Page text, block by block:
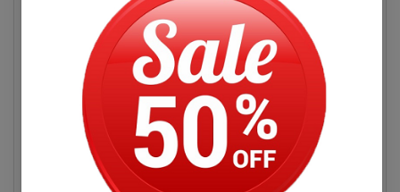
Tuyệt đối là không.
Đội ngũ nhập của chúng tôi làm việc rất chăm
chỉ kiểm tra liên tục để tuyển chọn những nhà phân
phối có uy tín và chuyên sản xuất linh kiện chất
lượng tốt.